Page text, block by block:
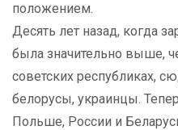
положением.
Десять лет назад, когда
была значительно выше,
советских республиках,
белорусы, украинцы.
Польше, России и